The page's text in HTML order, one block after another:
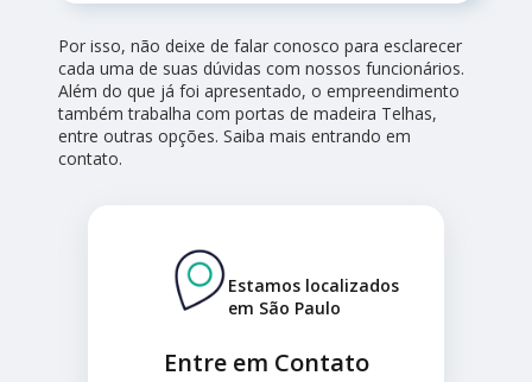
Por isso, não deixe de falar conosco para esclarecer
cada uma de suas dúvidas com nossos funcionários.
Além do que já foi apresentado, o empreendimento
também trabalha com portas de madeira Telhas,
entre outras opções. Saiba mais entrando em
contato.
Entre em Contato
Estamos localizados
em São Paulo